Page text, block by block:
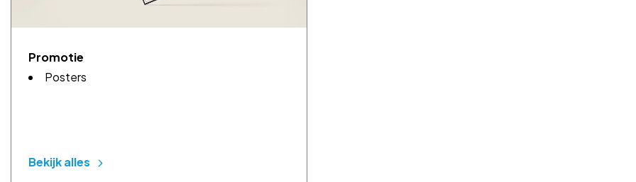
Promotie
Posters
Bekijk alles